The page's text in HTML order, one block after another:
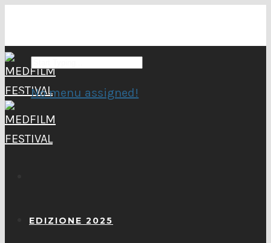
EDIZIONE 2025
No menu assigned!